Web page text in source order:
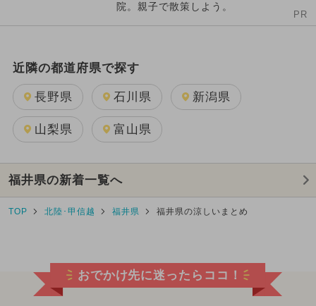
院。親子で散策しよう。
PR
近隣の都道府県で探す
長野県 石川県 新潟県
山梨県 富山県
福井県の新着一覧へ
TOP 北陸･甲信越 福井県 福井県の涼しいまとめ
おでかけ先に迷ったらココ！